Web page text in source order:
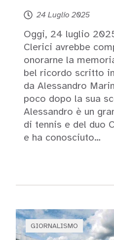
24 Luglio 2025
Oggi, 24 luglio
Clerici avrebbe
onorarne la
bel ricordo scritto
da Alessandro
poco dopo la sua
Alessandro è un
di tennis e del duo
e ha conosciuto…
GIORNALISMO